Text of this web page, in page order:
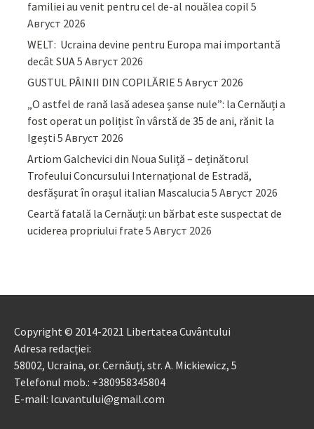
familiei au venit pentru cel de-al nouălea copil 5
Август 2026
WELT: Ucraina devine pentru Europa mai importantă
decât SUA5 Август 2026
GUSTUL PÂINII DIN COPILĂRIE 5 Август 2026
„O astfel de rană lasă adesea șanse nule”: la Cernăuți a
fost operat un polițist în vârstă de 35 de ani, rănit la
Igești 5 Август 2026
Artiom Galchevici din Noua Suliță – deținătorul
Trofeului Concursului Internațional de Estradă,
desfășurat în orașul italian Mascalucia 5 Август 2026
Ceartă fatală la Cernăuți: un bărbat este suspectat de
uciderea propriului frate 5 Август 2026
Copyright © 2014-2021 Libertatea Cuvântului
Adresa redacției:
58002, Ucraina, or. Cernăuți, str. A. Mickiewicz, 5
Telefonul mob.: +380958345804
E-mail: lcuvantului@gmail.com